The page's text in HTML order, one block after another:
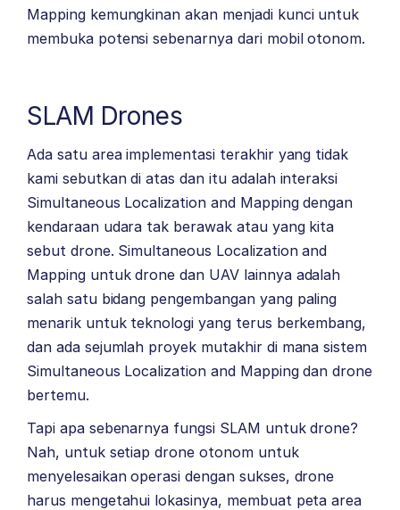
Mapping kemungkinan akan menjadi kunci untuk
membuka potensi sebenarnya dari mobil otonom.
SLAM Drones
Ada satu area implementasi terakhir yang tidak
kami sebutkan di atas dan itu adalah interaksi
Simultaneous Localization and Mapping dengan
kendaraan udara tak berawak atau yang kita
sebut drone. Simultaneous Localization and
Mapping untuk drone dan UAV lainnya adalah
salah satu bidang pengembangan yang paling
menarik untuk teknologi yang terus berkembang,
dan ada sejumlah proyek mutakhir di mana sistem
Simultaneous Localization and Mapping dan drone
bertemu.
Tapi apa sebenarnya fungsi SLAM untuk drone?
Nah, untuk setiap drone otonom untuk
menyelesaikan operasi dengan sukses, drone
harus mengetahui lokasinya, membuat peta area